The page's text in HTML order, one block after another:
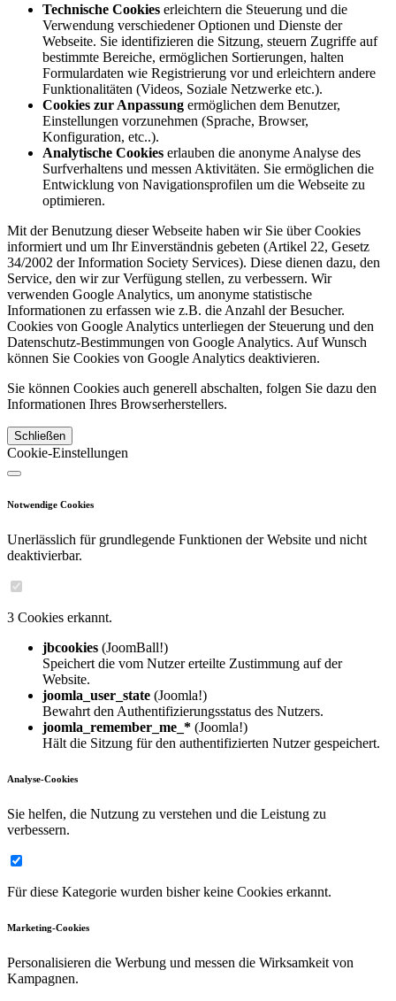
Technische Cookies erleichtern die Steuerung und die
Verwendung verschiedener Optionen und Dienste der
Webseite. Sie identifizieren die Sitzung, steuern Zugriffe auf
bestimmte Bereiche, ermöglichen Sortierungen, halten
Formulardaten wie Registrierung vor und erleichtern andere
Funktionalitäten (Videos, Soziale Netzwerke etc.).
Cookies zur Anpassung ermöglichen dem Benutzer,
Einstellungen vorzunehmen (Sprache, Browser,
Konfiguration, etc..).
Analytische Cookies erlauben die anonyme Analyse des
Surfverhaltens und messen Aktivitäten. Sie ermöglichen die
Entwicklung von Navigationsprofilen um die Webseite zu
optimieren.
Mit der Benutzung dieser Webseite haben wir Sie über Cookies
informiert und um Ihr Einverständnis gebeten (Artikel 22, Gesetz
34/2002 der Information Society Services). Diese dienen dazu, den
Service, den wir zur Verfügung stellen, zu verbessern. Wir
verwenden Google Analytics, um anonyme statistische
Informationen zu erfassen wie z.B. die Anzahl der Besucher.
Cookies von Google Analytics unterliegen der Steuerung und den
Datenschutz-Bestimmungen von Google Analytics. Auf Wunsch
können Sie Cookies von Google Analytics deaktivieren.
Sie können Cookies auch generell abschalten, folgen Sie dazu den
Informationen Ihres Browserherstellers.
Schließen
Cookie-Einstellungen
Notwendige Cookies
Unerlässlich für grundlegende Funktionen der Website und nicht
deaktivierbar.
3 Cookies erkannt.
jbcookies (JoomBall!)
Speichert die vom Nutzer erteilte Zustimmung auf der
Website.
joomla_user_state (Joomla!)
Bewahrt den Authentifizierungsstatus des Nutzers.
joomla_remember_me_* (Joomla!)
Hält die Sitzung für den authentifizierten Nutzer gespeichert.
Analyse-Cookies
Sie helfen, die Nutzung zu verstehen und die Leistung zu
verbessern.
Für diese Kategorie wurden bisher keine Cookies erkannt.
Marketing-Cookies
Personalisieren die Werbung und messen die Wirksamkeit von
Kampagnen.